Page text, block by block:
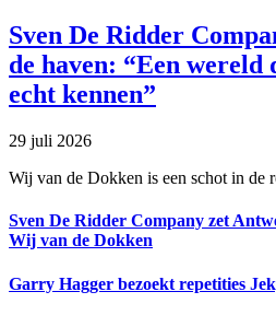
Sven De Ridder
de haven: “Een wereld
echt kennen”
29 juli 2026
Wij van de Dokken is een schot in de
Sven De Ridder Company zet
Wij van de Dokken
Garry Hagger bezoekt repetities